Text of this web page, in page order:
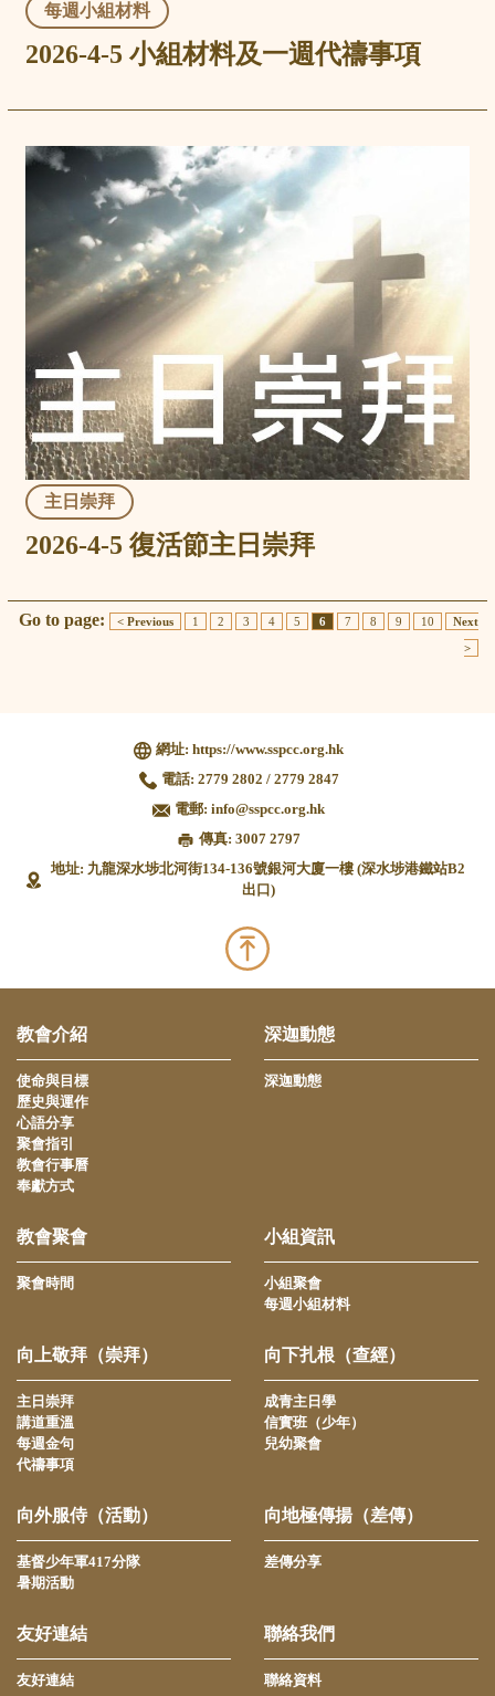
每週小組材料
2026-4-5 小組材料及一週代禱事項
主日崇拜
2026-4-5 復活節主日崇拜
Go to page: < Previous 1 2 3 4 5 6 7 8 9 10
Next
>
網址: https://www.sspcc.org.hk
電話: 2779 2802 / 2779 2847
電郵: info@sspcc.org.hk
傳真: 3007 2797
地址: 九龍深水埗北河街134-136號銀河大廈一樓 (深水埗港鐵站B2
出口)
教會介紹
使命與目標
歷史與運作
心語分享
聚會指引
教會行事曆
奉獻方式
深迦動態
深迦動態
教會聚會
聚會時間
小組資訊
小組聚會
每週小組材料
向上敬拜（崇拜）
主日崇拜
講道重溫
每週金句
代禱事項
向下扎根（查經）
成青主日學
信實班（少年）
兒幼聚會
向外服侍（活動）
基督少年軍417分隊
暑期活動
向地極傳揚（差傳）
差傳分享
友好連結
友好連結
聯絡我們
聯絡資料